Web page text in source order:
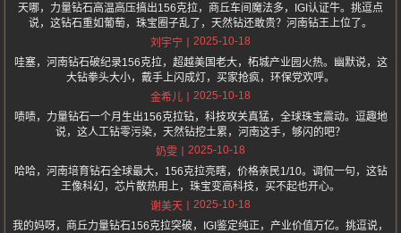
天哪，力量钻石高温高压搞出156克拉，商丘车间魔法多，IGI认证牛。挑逗点
说，这钻石重如葡萄，珠宝圈子乱了，天然钻还敢贵？河南钻王上位了。
刘宇宁
2025-10-18
哇塞，河南钻石破纪录156克拉，超越美国老大，柘城产业园火热。幽默说，这
大钻拳头大小，戴手上闪成灯，买家抢疯，环保党欢呼。
金希儿
2025-10-18
啧啧，力量钻石一个月生出156克拉钻，科技攻关真猛，全球珠宝震动。逗趣地
说，这人工钻零污染，天然钻挖土累，河南这手，够闪的吧？
奶雯
2025-10-18
哈哈，河南培育钻石全球最大，156克拉亮瞎，价格亲民1/10。调侃一句，这钻
王像科幻，芯片散热用上，珠宝变高科技，买不起也开心。
谢美天
2025-10-18
我的妈呀，商丘力量钻石156克拉突破，IGI鉴定纯正，产业价值万亿。挑逗说，